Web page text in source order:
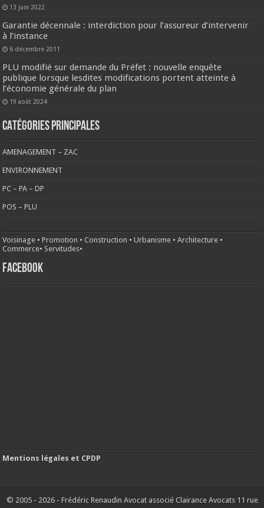
13 juin 2022
Garantie décennale : interdiction pour l’assureur d’intervenir
à l’instance
6 décembre 2011
PLU modifié sur demande du Préfet : nouvelle enquête
publique lorsque lesdites modifications portent atteinte à
l’économie générale du plan
19 août 2024
CATÉGORIES PRINCIPALES
AMENAGEMENT – ZAC
ENVIRONNEMENT
PC – PA – DP
POS – PLU
Voisinage •Promotion •Construction •Urbanisme •Architecture •
Commerce• Servitudes•
FACEBOOK
Mentions légales et CPDP
© 2005 - 2026 - Frédéric Renaudin Avocat associé Clairance Avocats 11 rue